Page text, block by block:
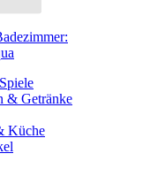
& Getränke
Küche